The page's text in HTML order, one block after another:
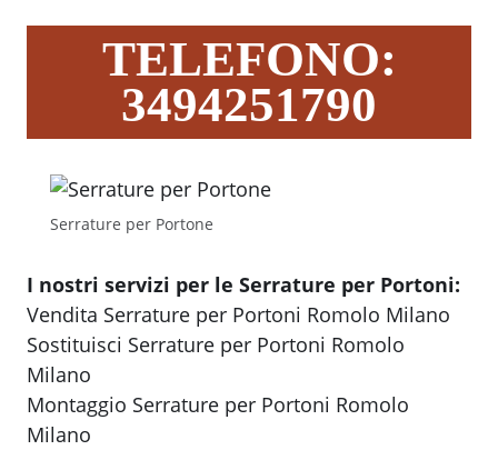
TELEFONO:
3494251790
Serrature per Portone
I nostri servizi per le Serrature per Portoni:
Vendita Serrature per Portoni Romolo Milano
Sostituisci Serrature per Portoni Romolo
Milano
Montaggio Serrature per Portoni Romolo
Milano